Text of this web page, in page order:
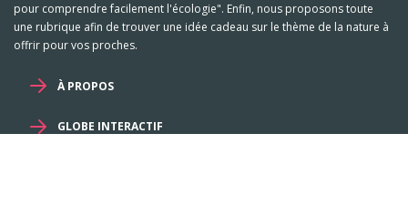
pour comprendre facilement l'écologie". Enfin, nous proposons toute
une rubrique afin de trouver une idée cadeau sur le thème de la nature à
offrir pour vos proches.
À PROPOS
GLOBE INTERACTIF